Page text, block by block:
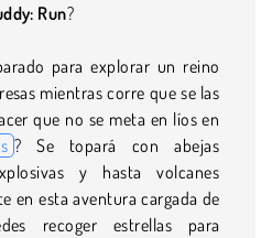
Run?
para explorar un reino
mientras corre que se las
que no se meta en líos en
? Se topará con abejas
y hasta volcanes
en esta aventura cargada de
recoger estrellas para